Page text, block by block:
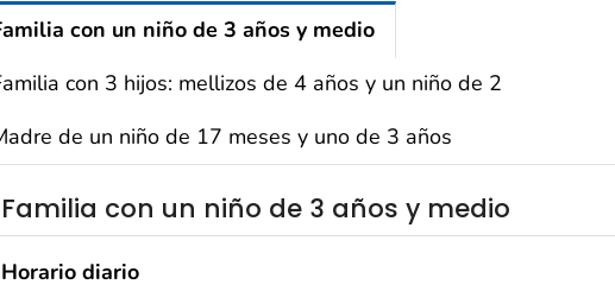
con un niño de 3 años y medio
con 3 hijos: mellizos de 4 años y un niño de 2
de un niño de 17 meses y uno de 3 años
Familia con un niño de 3 años y medio
Horario diario